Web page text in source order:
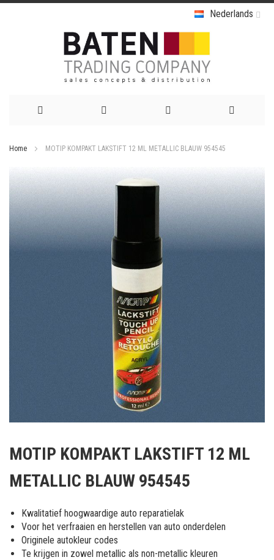
Nederlands
de
inhoud
Home MOTIP KOMPAKT LAKSTIFT 12 ML METALLIC BLAUW 954545
Ga
naar
het
einde
van
de
afbeeldingen-
het
van
afbeeldingen-
gallerij
MOTIP KOMPAKT LAKSTIFT 12 ML
METALLIC BLAUW 954545
Kwalitatief hoogwaardige auto reparatielak
Voor het verfraaien en herstellen van auto onderdelen
Originele autokleur codes
Te krijgen in zowel metallic als non-metallic kleuren